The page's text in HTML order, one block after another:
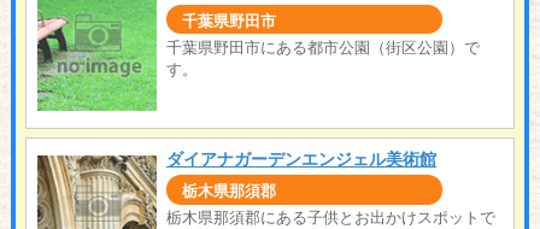
千葉県野田市
千葉県野田市にある都市公園（街区公園）で
す。
ダイアナガーデンエンジェル美術館
栃木県那須郡
栃木県那須郡にある子供とお出かけスポットで